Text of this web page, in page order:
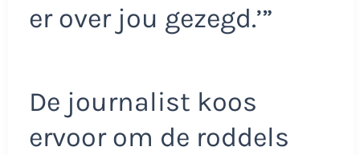
er over jou gezegd.’”
De journalist koos
ervoor om de roddels